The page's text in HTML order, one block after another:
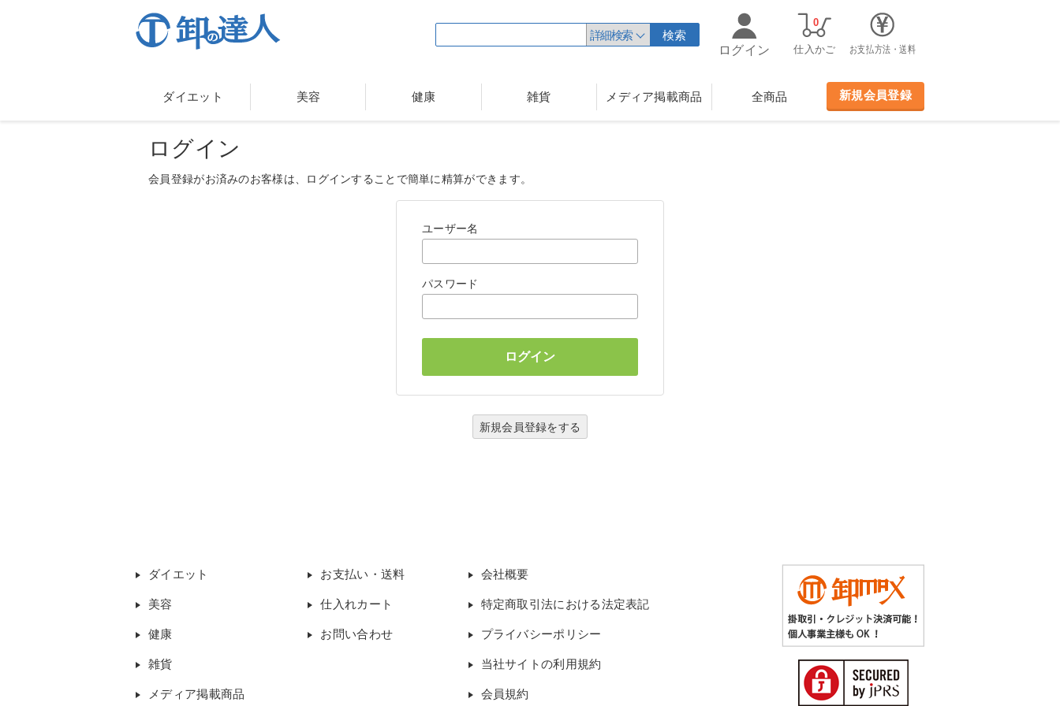
詳細検索
検索
ログイン
仕入かご
0
お支払方法・送料
ダイエット 美容 健康 雑貨 メディア掲載商品 全商品 新規会員登録
ログイン
会員登録がお済みのお客様は、ログインすることで簡単に精算ができます。
ユーザー名
パスワード
新規会員登録をする
ダイエット
美容
健康
雑貨
メディア掲載商品
お支払い・送料
仕入れカート
お問い合わせ
会社概要
特定商取引法における法定表記
プライバシーポリシー
当社サイトの利用規約
会員規約